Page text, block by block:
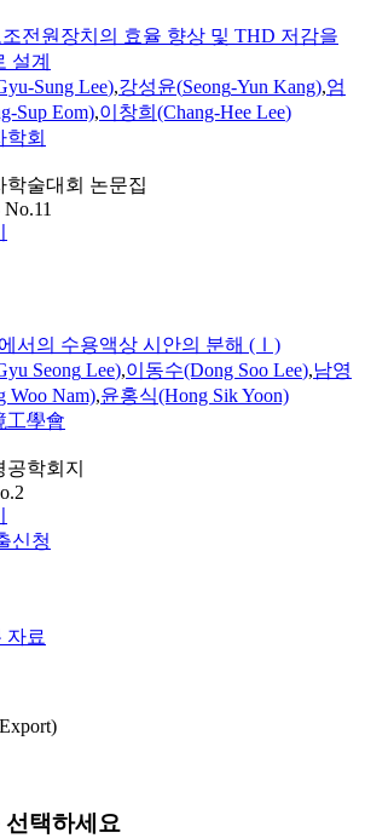
전원장치의 효율 향상 및 THD 저감을
설계
-Sung Lee),강성윤(Seong-Yun Kang),엄
Sup Eom),이창희(Chang-Hee Lee)
학회
학술대회 논문집
서의 수용액상 시안의 분해 (Ⅰ)
Seong Lee),이동수(Dong Soo Lee),남영
Woo Nam),윤홍식(Hong Sik Yoon)
工學會
학회지
신청
자료
택하세요